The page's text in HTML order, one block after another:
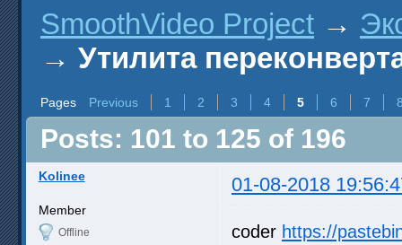
SmoothVideo Project →
→ Утилита
Pages Previous 1 2 3 4 5 6 7
Posts: 101 to 125 of 196
Kolinee 01-08-2018
Member
Offline coder https://